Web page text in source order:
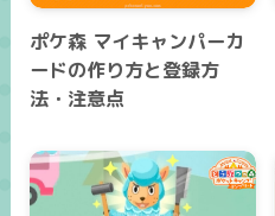
ポケ森 マイキャンパーカ
ードの作り方と登録方
法・注意点